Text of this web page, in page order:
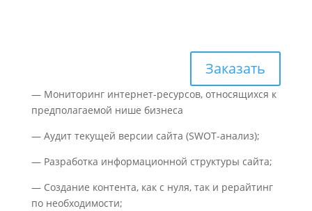
Заказать
— Мониторинг интернет-ресурсов, относящихся к
предполагаемой нише бизнеса
— Аудит текущей версии сайта (SWOT-анализ);
— Разработка информационной структуры сайта;
— Создание контента, как с нуля, так и рерайтинг
по необходимости;